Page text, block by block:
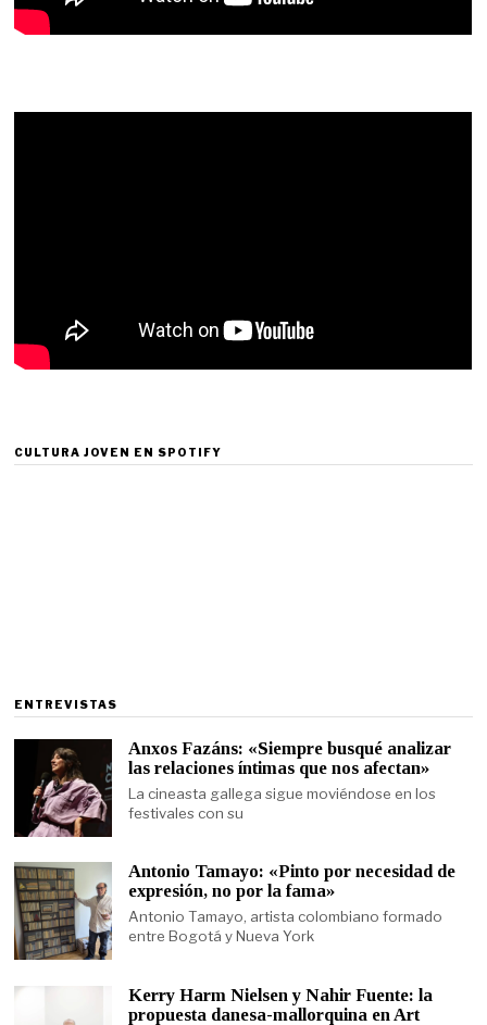
CULTURA JOVEN EN SPOTIFY
ENTREVISTAS
Anxos Fazáns: «Siempre busqué analizar
las relaciones íntimas que nos afectan»
La cineasta gallega sigue moviéndose en los
festivales con su
Antonio Tamayo: «Pinto por necesidad de
expresión, no por la fama»
Antonio Tamayo, artista colombiano formado
entre Bogotá y Nueva York
Kerry Harm Nielsen y Nahir Fuente: la
propuesta danesa-mallorquina en Art